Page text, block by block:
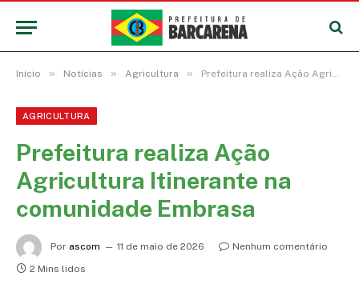
Início » Notícias » Agricultura » Prefeitura realiza Ação Agricultura Itinerante na comunidade Embrasa
AGRICULTURA
Prefeitura realiza Ação
Agricultura Itinerante na
comunidade Embrasa
Por ascom 11 de maio de 2026
Nenhum comentário
2 Mins lidos